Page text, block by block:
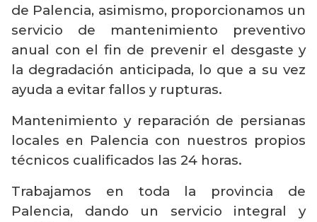
de Palencia, asimismo, proporcionamos un
servicio de mantenimiento preventivo
anual con el fin de prevenir el desgaste y
la degradación anticipada, lo que a su vez
ayuda a evitar fallos y rupturas.
Mantenimiento y reparación de persianas
locales en Palencia con nuestros propios
técnicos cualificados las 24 horas.
Trabajamos en toda la provincia de
Palencia, dando un servicio integral y